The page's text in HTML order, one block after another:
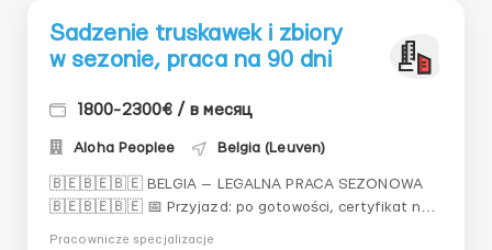
Sadzenie truskawek i zbiory
w sezonie, praca na 90 dni
1800-2300€ / в месяц
Aloha Peoplee Belgia (Leuven)
🇧🇪🇧🇪🇧🇪 BELGIA — LEGALNA PRACA SEZONOWA
🇧🇪🇧🇪🇧🇪 📅 Przyjazd: po gotowości, certyfikat na
Pracownicze specjalizacje